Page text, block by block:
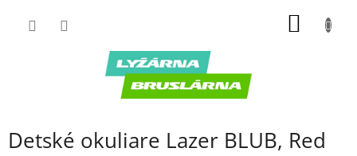
Detské okuliare Lazer BLUB, Red